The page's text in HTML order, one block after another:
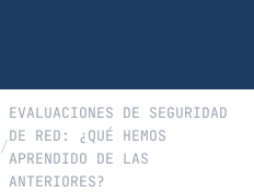
/
EVALUACIONES DE SEGURIDAD
DE RED: ¿QUÉ HEMOS
APRENDIDO DE LAS
ANTERIORES?